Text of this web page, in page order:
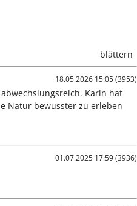
blättern
18.05.2026 15:05 (3953)
Karin hat
Natur bewusster zu erleben
01.07.2025 17:59 (3936)